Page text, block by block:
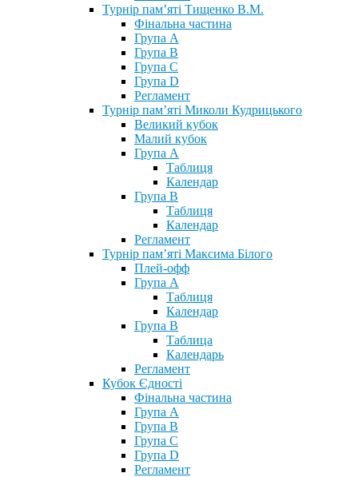
Турнір пам’яті Тищенко В.М.
Фінальна частина
Група А
Група В
Група С
Група D
Регламент
Турнір пам’яті Миколи Кудрицького
Великий кубок
Малий кубок
Група А
Таблиця
Календар
Група В
Таблиця
Календар
Регламент
Турнір пам’яті Максима Білого
Плей-офф
Група А
Таблиця
Календар
Група В
Таблица
Календарь
Регламент
Кубок Єдності
Фінальна частина
Група А
Група В
Група С
Група D
Регламент